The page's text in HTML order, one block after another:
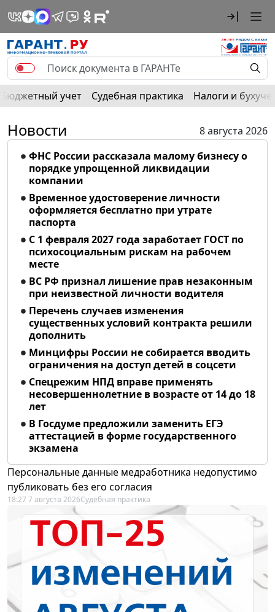
Бюджетный учет Судебная практика Налоги и
Новости
8 августа 2026
ФНС России рассказала малому бизнесу о
порядке упрощенной ликвидации
компании
Временное удостоверение личности
оформляется бесплатно при утрате
паспорта
С 1 февраля 2027 года заработает ГОСТ по
психосоциальным рискам на рабочем
месте
ВС РФ признал лишение прав незаконным
при неизвестной личности водителя
Перечень случаев изменения
существенных условий контракта решили
дополнить
Минцифры России не собирается вводить
ограничения на доступ детей в соцсети
Спецрежим НПД вправе применять
несовершеннолетние в возрасте от 14 до 18
лет
В Госдуме предложили заменить ЕГЭ
аттестацией в форме государственного
экзамена
Персональные данные медработника недопустимо
публиковать без его согласия
18:27 7 августа 2026Судебная практика